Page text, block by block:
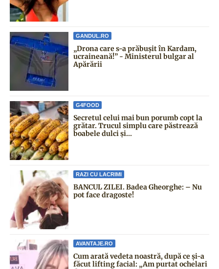
GANDUL.RO
„Drona care s-a prăbușit în Kardam,
ucraineană!” - Ministerul bulgar al
Apărării
G4FOOD
Secretul celui mai bun porumb copt la
grătar. Trucul simplu care păstrează
boabele dulci și...
RAZI CU LACRIMI
BANCUL ZILEI. Badea Gheorghe: – Nu
pot face dragoste!
AVANTAJE.RO
Cum arată vedeta noastră, după ce și-a
făcut lifting facial: „Am purtat ochelari